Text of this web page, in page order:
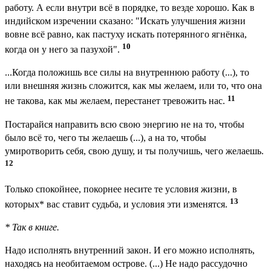
работу. А если внутри всё в порядке, то везде хорошо. Как в
индийском изречении сказано: "Искать улучшения жизни
вовне всё равно, как пастуху искать потерянного ягнёнка,
когда он у него за пазухой". 10
...Когда положишь все силы на внутреннюю работу (...), то
или внешняя жизнь сложится, как мы желаем, или то, что она
не такова, как мы желаем, перестанет тревожить нас. 11
Постарайся направить всю свою энергию не на то, чтобы
было всё то, чего ты желаешь (...), а на то, чтобы
умиротворить себя, свою душу, и ты получишь, чего желаешь.
12
Только спокойнее, покорнее несите те условия жизни, в
которых* вас ставит судьба, и условия эти изменятся. 13
* Так в книге.
Надо исполнять внутренний закон. И его можно исполнять,
находясь на необитаемом острове. (...) Не надо рассудочно